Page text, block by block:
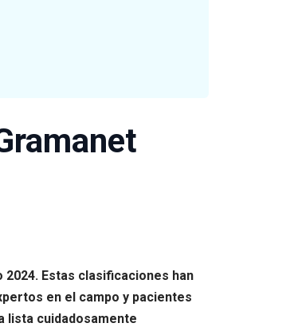
Estas clasificaciones han
en el campo y pacientes
lista cuidadosamente